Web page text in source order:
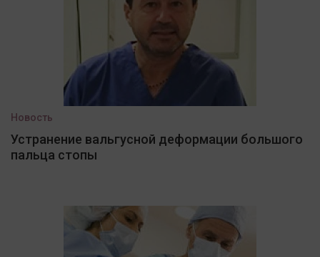
Новость
Устранение вальгусной деформации большого
пальца стопы